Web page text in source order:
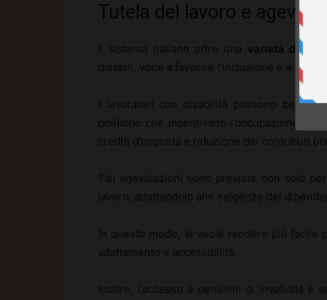
Tutela del lavoro e
Il sistema italiano offre una varietà di
disabili, volte a favorire l’inclusione e a
I lavoratori con disabilità possono
politiche che incentivano l’occupazione
crediti d’imposta e riduzione dei contributi
Tali agevolazioni sono previste non solo
lavoro, adattandolo alle esigenze del
In questo modo, si vuole rendere più
adattamento e accessibilità.
Inoltre, l’accesso a pensioni di invalidità e